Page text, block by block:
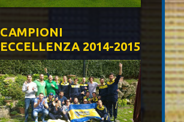
CAMPIONI
ECCELLENZA 2014-2015